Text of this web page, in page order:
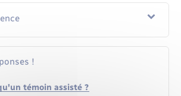
!
témoin assisté ?